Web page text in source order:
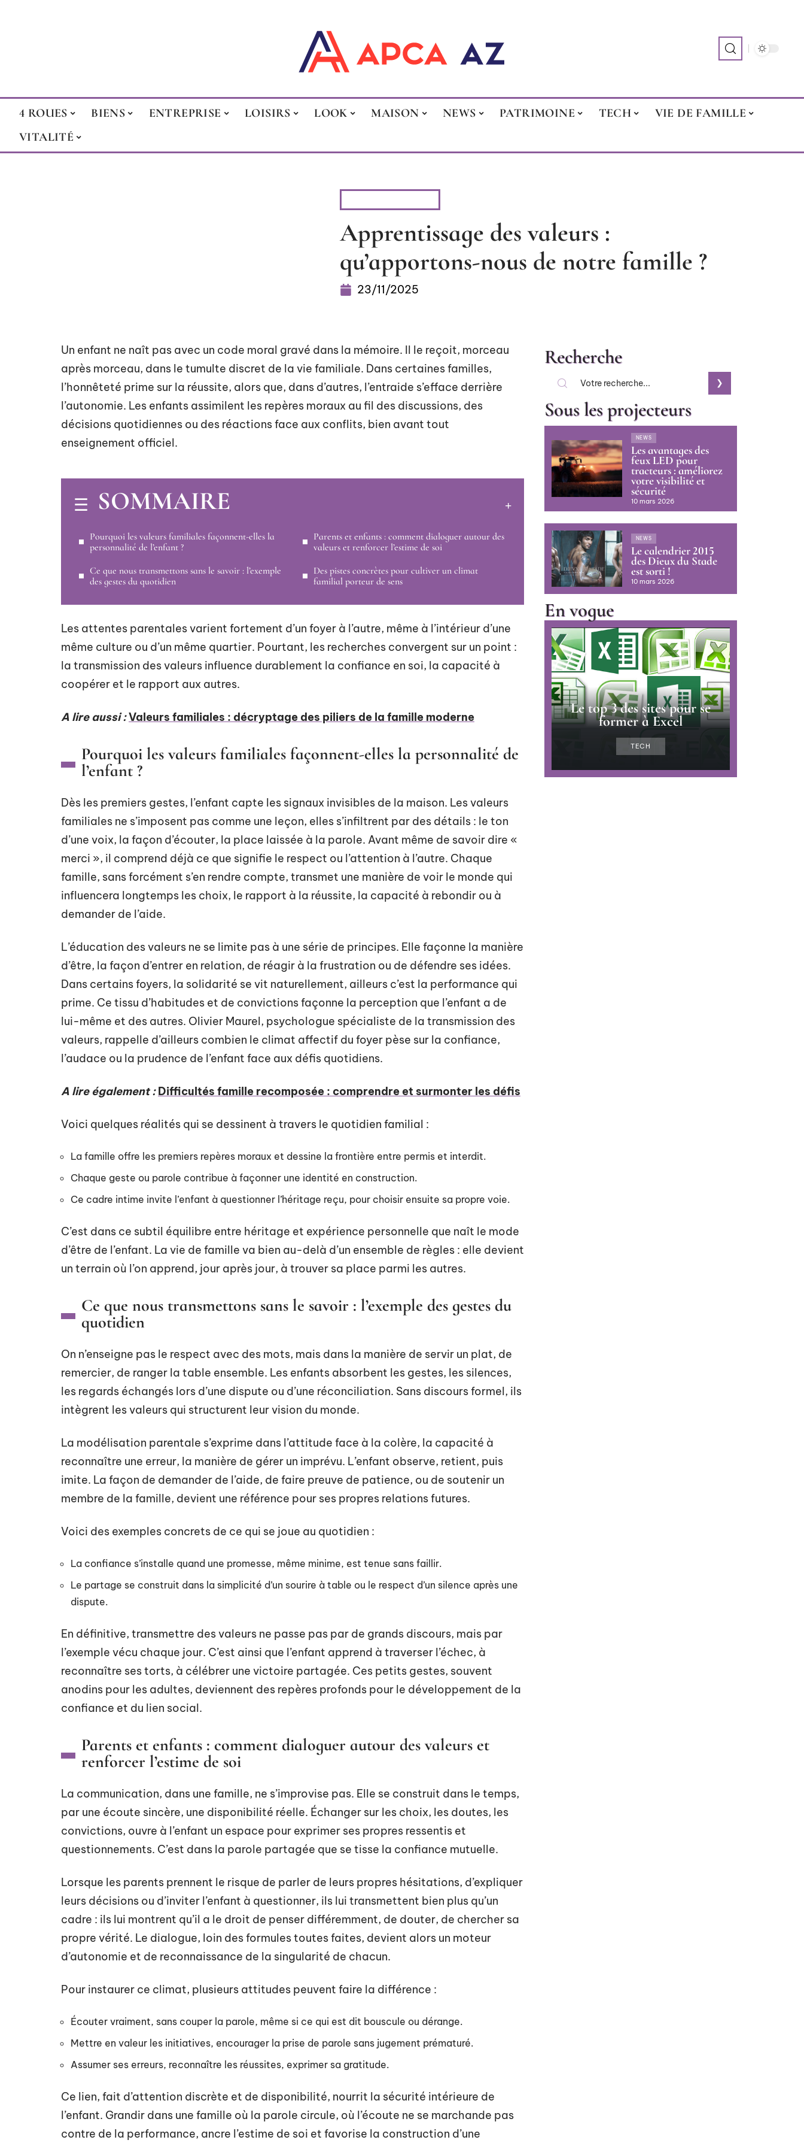
4 ROUES BIENS ENTREPRISE LOISIRS LOOK MAISON NEWS PATRIMOINE TECH
VIE DE FAMILLE
VITALITÉ
Apprentissage des valeurs :
qu’apportons-nous de notre famille ?
23/11/2025
Un enfant ne naît pas avec un code moral gravé dans la mémoire. Il le reçoit, morceau
après morceau, dans le tumulte discret de la vie familiale. Dans certaines familles,
l’honnêteté prime sur la réussite, alors que, dans d’autres, l’entraide s’efface derrière
l’autonomie. Les enfants assimilent les repères moraux au fil des discussions, des
décisions quotidiennes ou des réactions face aux conflits, bien avant tout
enseignement officiel.
SOMMAIRE
Pourquoi les valeurs familiales façonnent-elles la
personnalité de l’enfant ?
Ce que nous transmettons sans le savoir : l’exemple
des gestes du quotidien
Parents et enfants : comment dialoguer autour des
valeurs et renforcer l’estime de soi
Des pistes concrètes pour cultiver un climat
familial porteur de sens
Les attentes parentales varient fortement d’un foyer à l’autre, même à l’intérieur d’une
même culture ou d’un même quartier. Pourtant, les recherches convergent sur un point :
la transmission des valeurs influence durablement la confiance en soi, la capacité à
coopérer et le rapport aux autres.
A lire aussi :Valeurs familiales : décryptage des piliers de la famille moderne
Pourquoi les valeurs familiales façonnent-elles la personnalité de
l’enfant ?
Dès les premiers gestes, l’enfant capte les signaux invisibles de la maison. Les valeurs
familiales ne s’imposent pas comme une leçon, elles s’infiltrent par des détails : le ton
d’une voix, la façon d’écouter, la place laissée à la parole. Avant même de savoir dire «
merci », il comprend déjà ce que signifie le respect ou l’attention à l’autre. Chaque
famille, sans forcément s’en rendre compte, transmet une manière de voir le monde qui
influencera longtemps les choix, le rapport à la réussite, la capacité à rebondir ou à
demander de l’aide.
L’éducation des valeurs ne se limite pas à une série de principes. Elle façonne la manière
d’être, la façon d’entrer en relation, de réagir à la frustration ou de défendre ses idées.
Dans certains foyers, la solidarité se vit naturellement, ailleurs c’est la performance qui
prime. Ce tissu d’habitudes et de convictions façonne la perception que l’enfant a de
lui-même et des autres. Olivier Maurel, psychologue spécialiste de la transmission des
valeurs, rappelle d’ailleurs combien le climat affectif du foyer pèse sur la confiance,
l’audace ou la prudence de l’enfant face aux défis quotidiens.
A lire également : Difficultés famille recomposée : comprendre et surmonter les défis
Voici quelques réalités qui se dessinent à travers le quotidien familial :
La famille offre les premiers repères moraux et dessine la frontière entre permis et interdit.
Chaque geste ou parole contribue à façonner une identité en construction.
Ce cadre intime invite l’enfant à questionner l’héritage reçu, pour choisir ensuite sa propre voie.
C’est dans ce subtil équilibre entre héritage et expérience personnelle que naît le mode
d’être de l’enfant. La vie de famille va bien au-delà d’un ensemble de règles : elle devient
un terrain où l’on apprend, jour après jour, à trouver sa place parmi les autres.
Ce que nous transmettons sans le savoir : l’exemple des gestes du
quotidien
On n’enseigne pas le respect avec des mots, mais dans la manière de servir un plat, de
remercier, de ranger la table ensemble. Les enfants absorbent les gestes, les silences,
les regards échangés lors d’une dispute ou d’une réconciliation. Sans discours formel, ils
intègrent les valeurs qui structurent leur vision du monde.
La modélisation parentale s’exprime dans l’attitude face à la colère, la capacité à
reconnaître une erreur, la manière de gérer un imprévu. L’enfant observe, retient, puis
imite. La façon de demander de l’aide, de faire preuve de patience, ou de soutenir un
membre de la famille, devient une référence pour ses propres relations futures.
Voici des exemples concrets de ce qui se joue au quotidien :
La confiance s’installe quand une promesse, même minime, est tenue sans faillir.
Le partage se construit dans la simplicité d’un sourire à table ou le respect d’un silence après une
dispute.
En définitive, transmettre des valeurs ne passe pas par de grands discours, mais par
l’exemple vécu chaque jour. C’est ainsi que l’enfant apprend à traverser l’échec, à
reconnaître ses torts, à célébrer une victoire partagée. Ces petits gestes, souvent
anodins pour les adultes, deviennent des repères profonds pour le développement de la
confiance et du lien social.
Parents et enfants : comment dialoguer autour des valeurs et
renforcer l’estime de soi
La communication, dans une famille, ne s’improvise pas. Elle se construit dans le temps,
par une écoute sincère, une disponibilité réelle. Échanger sur les choix, les doutes, les
convictions, ouvre à l’enfant un espace pour exprimer ses propres ressentis et
questionnements. C’est dans la parole partagée que se tisse la confiance mutuelle.
Lorsque les parents prennent le risque de parler de leurs propres hésitations, d’expliquer
leurs décisions ou d’inviter l’enfant à questionner, ils lui transmettent bien plus qu’un
cadre : ils lui montrent qu’il a le droit de penser différemment, de douter, de chercher sa
propre vérité. Le dialogue, loin des formules toutes faites, devient alors un moteur
d’autonomie et de reconnaissance de la singularité de chacun.
Pour instaurer ce climat, plusieurs attitudes peuvent faire la différence :
Écouter vraiment, sans couper la parole, même si ce qui est dit bouscule ou dérange.
Mettre en valeur les initiatives, encourager la prise de parole sans jugement prématuré.
Assumer ses erreurs, reconnaître les réussites, exprimer sa gratitude.
Ce lien, fait d’attention discrète et de disponibilité, nourrit la sécurité intérieure de
l’enfant. Grandir dans une famille où la parole circule, où l’écoute ne se marchande pas
contre de la performance, ancre l’estime de soi et favorise la construction d’une
Recherche
Sous les projecteurs
NEWS
Les avantages des
feux LED pour
tracteurs : améliorez
votre visibilité et
sécurité
10 mars 2026
NEWS
Le calendrier 2015
des Dieux du Stade
est sorti !
10 mars 2026
En vogue
Le top 3 des sites pour se
former à Excel
TECH